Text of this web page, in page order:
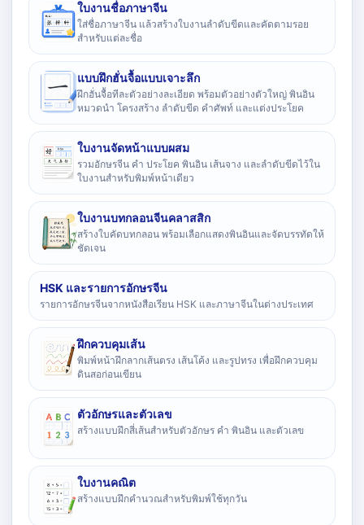
ใบงานชื่อภาษาจีน
ใส่ชื่อภาษาจีน แล้วสร้างใบงานลำดับขีดและคัดตามรอย
สำหรับแต่ละชื่อ
แบบฝึกฮั่นจื้อแบบเจาะลึก
ฝึกฮั่นจื้อทีละตัวอย่างละเอียด พร้อมตัวอย่างตัวใหญ่ พินอิน
หมวดนำ โครงสร้าง ลำดับขีด คำศัพท์ และแต่งประโยค
ใบงานจัดหน้าแบบผสม
รวมอักษรจีน คำ ประโยค พินอิน เส้นจาง และลำดับขีดไว้ใน
ใบงานสำหรับพิมพ์หน้าเดียว
ใบงานบทกลอนจีนคลาสสิก
สร้างใบคัดบทกลอน พร้อมเลือกแสดงพินอินและจัดบรรทัดให้
ชัดเจน
HSK และรายการอักษรจีน
รายการอักษรจีนจากหนังสือเรียน HSK และภาษาจีนในต่างประเทศ
ฝึกควบคุมเส้น
พิมพ์หน้าฝึกลากเส้นตรง เส้นโค้ง และรูปทรง เพื่อฝึกควบคุม
ดินสอก่อนเขียน
ตัวอักษรและตัวเลข
สร้างแบบฝึกสี่เส้นสำหรับตัวอักษร คำ พินอิน และตัวเลข
ใบงานคณิต
สร้างแบบฝึกคำนวณสำหรับพิมพ์ใช้ทุกวัน